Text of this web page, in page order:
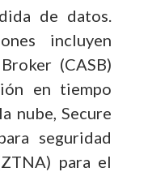
de datos.
incluyen
(CASB)
en tiempo
nube, Secure
seguridad
para el